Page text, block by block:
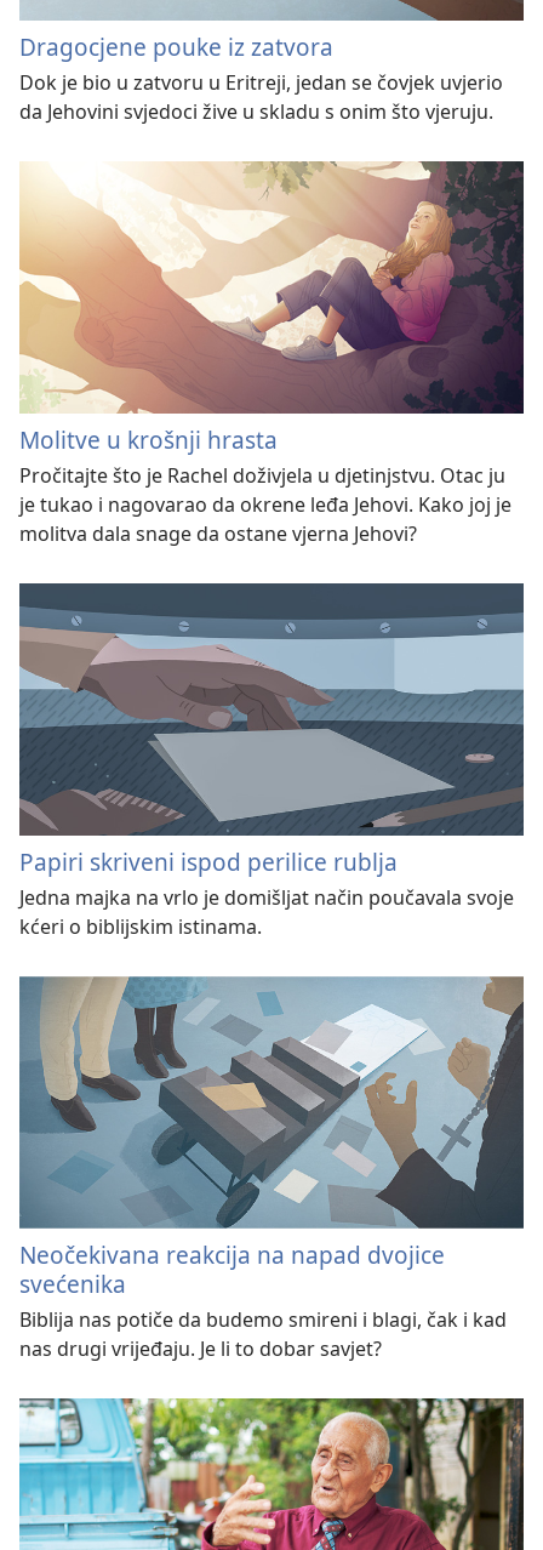
Dragocjene pouke iz zatvora
Dok je bio u zatvoru u Eritreji, jedan se čovjek uvjerio
da Jehovini svjedoci žive u skladu s onim što vjeruju.
Molitve u krošnji hrasta
Pročitajte što je Rachel doživjela u djetinjstvu. Otac ju
je tukao i nagovarao da okrene leđa Jehovi. Kako joj je
molitva dala snage da ostane vjerna Jehovi?
Papiri skriveni ispod perilice rublja
Jedna majka na vrlo je domišljat način poučavala svoje
kćeri o biblijskim istinama.
Neočekivana reakcija na napad dvojice
svećenika
Biblija nas potiče da budemo smireni i blagi, čak i kad
nas drugi vrijeđaju. Je li to dobar savjet?